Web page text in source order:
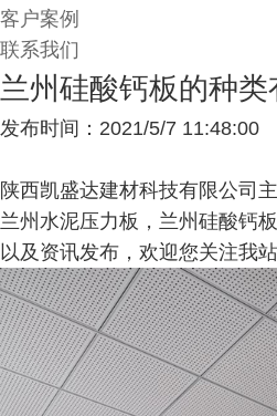
客户案例
联系我们
兰州硅酸钙板的种类
发布时间：2021/5/7 11:48:00
陕西凯盛达建材科技有限公司
兰州水泥压力板，兰州硅酸钙
以及资讯发布，欢迎您关注我站